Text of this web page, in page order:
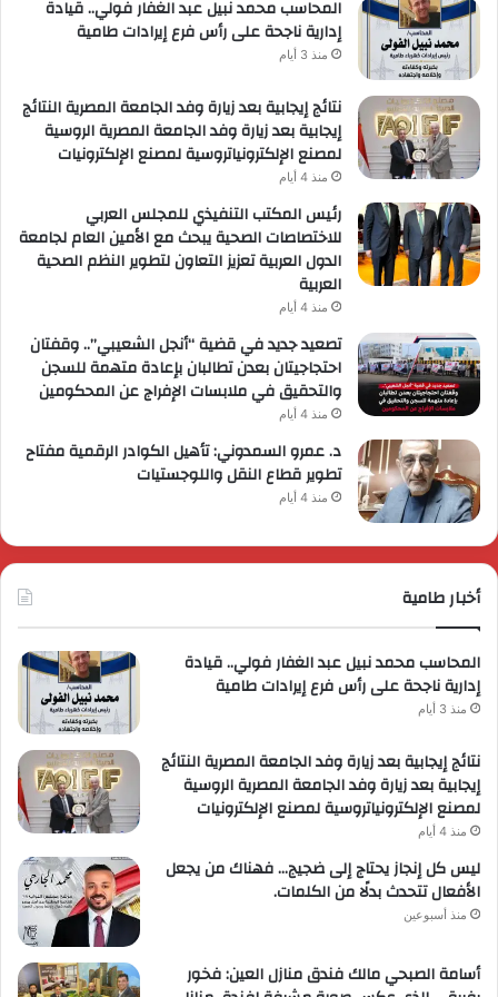
المحاسب محمد نبيل عبد الغفار فولي.. قيادة
إدارية ناجحة على رأس فرع إيرادات طامية
منذ 3 أيام
نتائج إيجابية بعد زيارة وفد الجامعة المصرية النتائج
إيجابية بعد زيارة وفد الجامعة المصرية الروسية
لمصنع الإلكترونياتروسية لمصنع الإلكترونيات
منذ 4 أيام
رئيس المكتب التنفيذي للمجلس العربي
للاختصاصات الصحية يبحث مع الأمين العام لجامعة
الدول العربية تعزيز التعاون لتطوير النظم الصحية
العربية
منذ 4 أيام
تصعيد جديد في قضية “أنجل الشعيبي”.. وقفتان
احتجاجيتان بعدن تطالبان بإعادة متهمة للسجن
والتحقيق في ملابسات الإفراج عن المحكومين
منذ 4 أيام
د. عمرو السمدوني: تأهيل الكوادر الرقمية مفتاح
تطوير قطاع النقل واللوجستيات
منذ 4 أيام
أخبار طامية
المحاسب محمد نبيل عبد الغفار فولي.. قيادة
إدارية ناجحة على رأس فرع إيرادات طامية
منذ 3 أيام
نتائج إيجابية بعد زيارة وفد الجامعة المصرية النتائج
إيجابية بعد زيارة وفد الجامعة المصرية الروسية
لمصنع الإلكترونياتروسية لمصنع الإلكترونيات
منذ 4 أيام
ليس كل إنجاز يحتاج إلى ضجيج… فهناك من يجعل
الأفعال تتحدث بدلًا من الكلمات.
منذ أسبوعين
أسامة الصبحي مالك فندق منازل العين: فخور